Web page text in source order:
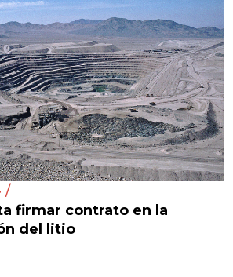
/
firmar contrato en la
del litio